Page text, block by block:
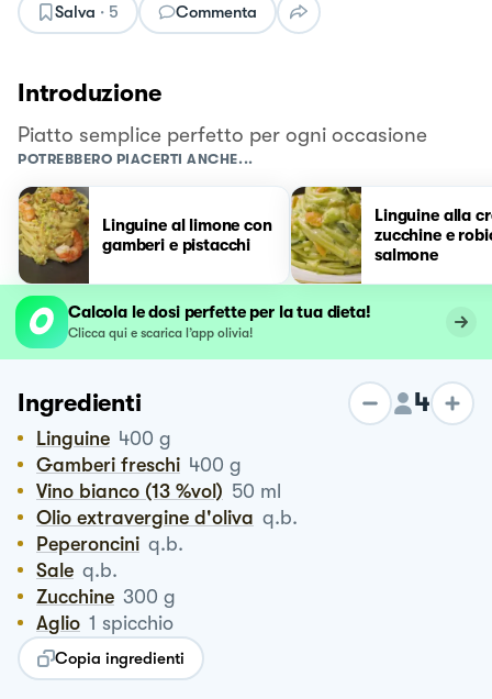
Salva · 5 Commenta
Introduzione
Piatto semplice perfetto per ogni occasione
POTREBBERO PIACERTI ANCHE...
Linguine al limone con
gamberi e pistacchi
Linguine alla
zucchine e
salmone
Calcola le dosi perfette per la tua dieta!
Clicca qui e scarica l’app olivia!
Ingredienti 4
Linguine 400 g
Gamberi freschi 400 g
Vino bianco (13 %vol) 50 ml
Olio extravergine d'oliva q.b.
Peperoncini q.b.
Sale q.b.
Zucchine 300 g
Aglio 1 spicchio
Copia ingredienti